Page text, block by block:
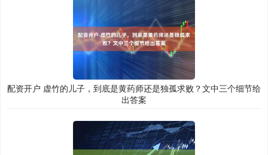
配资开户 虚竹的儿子，到底是黄药师还是独孤求败？文中三个细节给
出答案